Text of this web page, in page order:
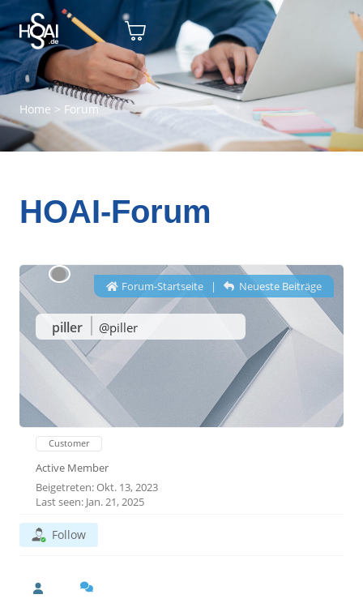
Home > Forum
HOAI-Forum
piller @piller
Forum-Startseite| Neueste Beiträge
Customer
Active Member
Beigetreten: Okt. 13, 2023
Last seen: Jan. 21, 2025
Follow